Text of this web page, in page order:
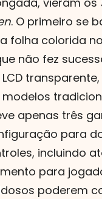
. O primeiro se
folha colorida
não fez
apenas três
para
incluindo
para
poderem